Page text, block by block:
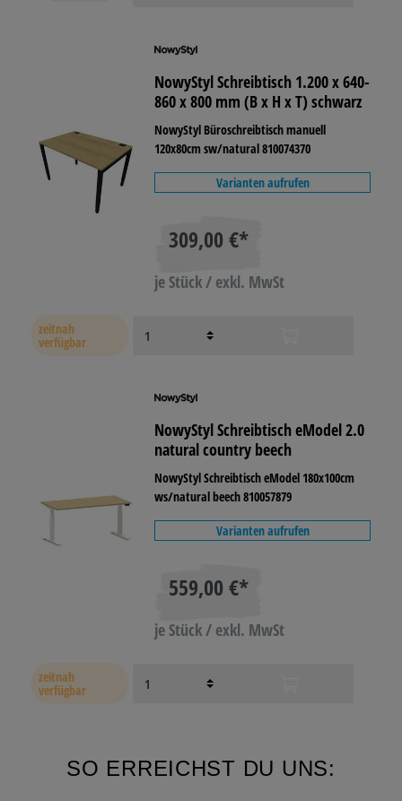
NowyStyl Schreibtisch 1.200 x 640-
860 x 800 mm (B x H x T) schwarz
NowyStyl Büroschreibtisch manuell
120x80cm sw/natural 810074370
Varianten aufrufen
309,00 €*
je Stück / exkl. MwSt
zeitnah
verfügbar
NowyStyl Schreibtisch eModel 2.0
natural country beech
NowyStyl Schreibtisch eModel 180x100cm
ws/natural beech 810057879
Varianten aufrufen
559,00 €*
je Stück / exkl. MwSt
zeitnah
verfügbar
SO ERREICHST DU UNS: